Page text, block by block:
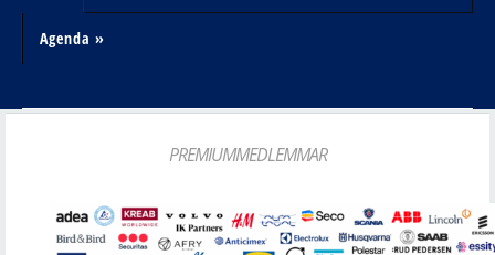
Agenda »
PREMIUMMEDLEMMAR